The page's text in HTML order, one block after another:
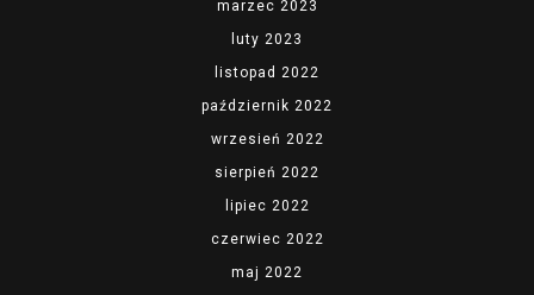
marzec 2023
luty 2023
listopad 2022
październik 2022
wrzesień 2022
sierpień 2022
lipiec 2022
czerwiec 2022
maj 2022